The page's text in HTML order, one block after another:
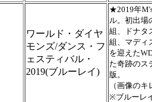
ワールド・ダイヤ
モンズ/ダンス・フ
ェスティバル・
2019(ブルーレイ)
★2019年
ル。初出場
組、ドナタ
組、マディ
を迎えた
た奇跡のス
版。
（画像の
※ブルーレ